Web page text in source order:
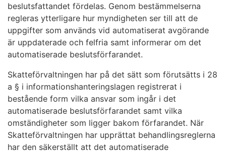
beslutsfattandet fördelas. Genom bestämmelserna
regleras ytterligare hur myndigheten ser till att de
uppgifter som används vid automatiserat avgörande
är uppdaterade och felfria samt informerar om det
automatiserade beslutsförfarandet.
Skatteförvaltningen har på det sätt som förutsätts i 28
a § i informationshanteringslagen registrerat i
bestående form vilka ansvar som ingår i det
automatiserade beslutsförfarandet samt vilka
omständigheter som ligger bakom förfarandet. När
Skatteförvaltningen har upprättat behandlingsreglerna
har den säkerställt att det automatiserade